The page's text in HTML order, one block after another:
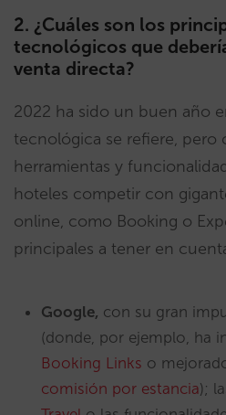
2. ¿Cuáles son los
tecnológicos que
venta directa?
2022 ha sido un buen año
tecnológica se refiere, pero
herramientas y
hoteles competir con
online, como Booking o
principales a tener en
Google, con su gran
(donde, por ejemplo, ha
Booking Links o
comisión por estancia);